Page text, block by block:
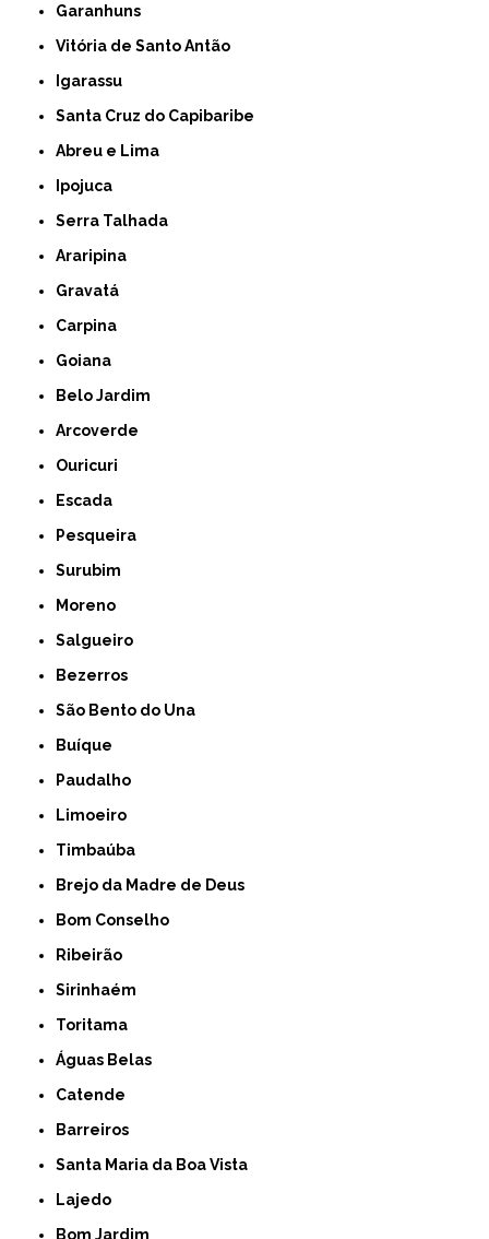
Garanhuns
Vitória de Santo Antão
Igarassu
Santa Cruz do Capibaribe
Abreu e Lima
Ipojuca
Serra Talhada
Araripina
Gravatá
Carpina
Goiana
Belo Jardim
Arcoverde
Ouricuri
Escada
Pesqueira
Surubim
Moreno
Salgueiro
Bezerros
São Bento do Una
Buíque
Paudalho
Limoeiro
Timbaúba
Brejo da Madre de Deus
Bom Conselho
Ribeirão
Sirinhaém
Toritama
Águas Belas
Catende
Barreiros
Santa Maria da Boa Vista
Lajedo
Bom Jardim